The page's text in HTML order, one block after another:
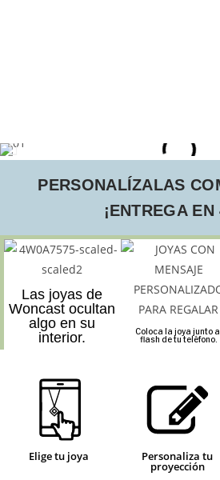
PERSONALÍZALAS
¡ENTREGA EN
Las joyas de
Woncast ocultan
algo en su
interior.
Coloca la joya junto
flash de tu teléfono.
Elige tu joya Personaliza tu
proyección